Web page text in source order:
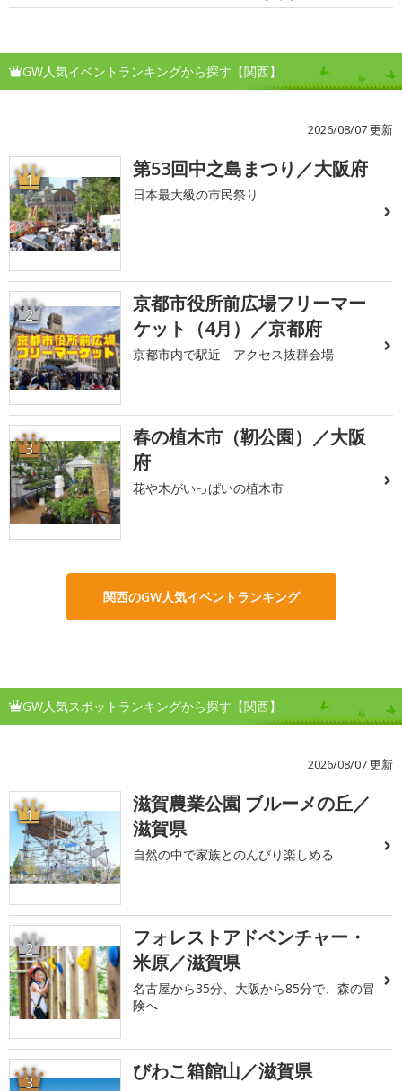
GW人気イベントランキングから探す【関西】
2026/08/07 更新
1 第53回中之島まつり／大阪府
日本最大級の市民祭り
2
京都市役所前広場フリーマー
ケット（4月）／京都府
京都市内で駅近 アクセス抜群会場
3
春の植木市（靭公園）／大阪
府
花や木がいっぱいの植木市
関西のGW人気イベントランキング
GW人気スポットランキングから探す【関西】
2026/08/07 更新
1
滋賀農業公園 ブルーメの丘／
滋賀県
自然の中で家族とのんびり楽しめる
2
フォレストアドベンチャー・
米原／滋賀県
名古屋から35分、大阪から85分で、森の冒
険へ
3 びわこ箱館山／滋賀県